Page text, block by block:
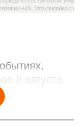
8 августа.